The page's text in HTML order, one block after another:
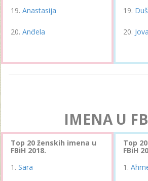
Anastasija
Anđela
IMENA U
Top 20 ženskih imena u
FBiH 2018.
Sara
Top
FBiH